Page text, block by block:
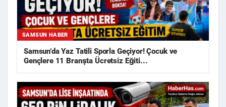
SAMSUN HABER
Samsun’da Yaz Tatili Sporla Geçiyor! Çocuk ve
Gençlere 11 Branşta Ücretsiz Eğiti...